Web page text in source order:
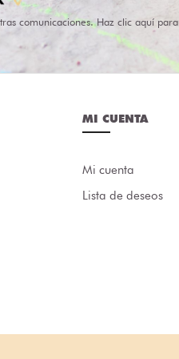
comunicaciones. Haz clic aquí
MI CUENTA
Mi cuenta
Lista de deseos